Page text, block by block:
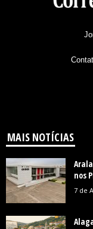
MAIS NOTÍCIAS
nos
7 de